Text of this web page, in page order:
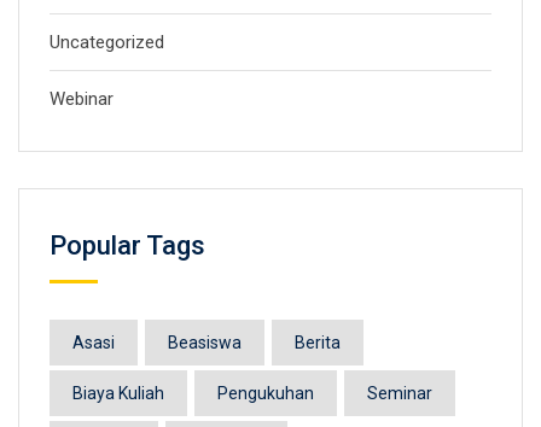
Uncategorized
Webinar
Popular Tags
Asasi Beasiswa Berita
Biaya Kuliah Pengukuhan Seminar